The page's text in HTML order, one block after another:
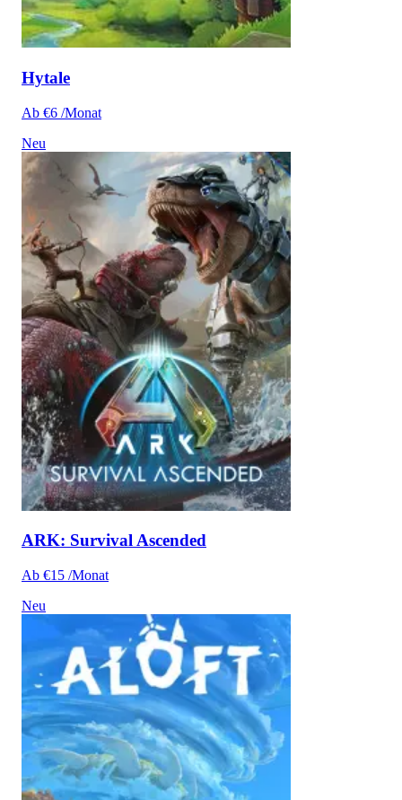
Hytale
Ab €6 /Monat
Neu
ARK: Survival Ascended
Ab €15 /Monat
Neu